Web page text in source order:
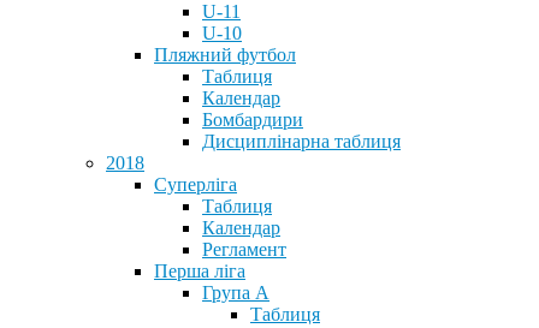
U-11
U-10
Пляжний футбол
Таблиця
Календар
Бомбардири
Дисциплінарна таблиця
2018
Суперліга
Таблиця
Календар
Регламент
Перша ліга
Група А
Таблиця